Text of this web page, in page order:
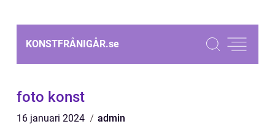
KONSTFRÅNIGÅR.se
foto konst
16 januari 2024 admin